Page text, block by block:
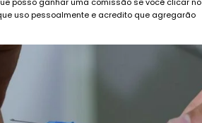
posso ganhar uma comissão se você clicar no
uso pessoalmente e acredito que agregarão